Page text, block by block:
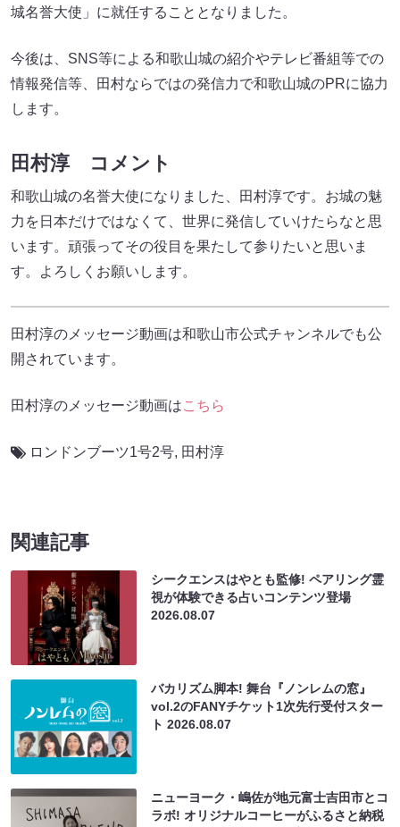
城名誉大使」に就任することとなりました。
今後は、SNS等による和歌山城の紹介やテレビ番組等での
情報発信等、田村ならではの発信力で和歌山城のPRに協力
します。
田村淳 コメント
和歌山城の名誉大使になりました、田村淳です。お城の魅
力を日本だけではなくて、世界に発信していけたらなと思
います。頑張ってその役目を果たして参りたいと思いま
す。よろしくお願いします。
田村淳のメッセージ動画は和歌山市公式チャンネルでも公
開されています。
田村淳のメッセージ動画はこちら
ロンドンブーツ1号2号, 田村淳
関連記事
シークエンスはやとも監修! ペアリング霊
視が体験できる占いコンテンツ登場
2026.08.07
バカリズム脚本! 舞台『ノンレムの窓』
vol.2のFANYチケット1次先行受付スター
ト2026.08.07
ニューヨーク・嶋佐が地元富士吉田市とコ
ラボ! オリジナルコーヒーがふるさと納税